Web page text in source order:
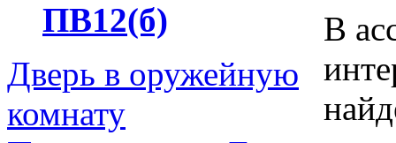
ПВ12(б)
Дверь в оружейную
комнату
В